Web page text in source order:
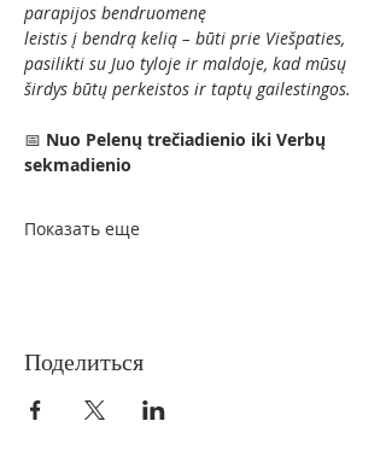
parapijos bendruomenę
leistis į bendrą kelią – būti prie Viešpaties,
pasilikti su Juo tyloje ir maldoje, kad mūsų
širdys būtų perkeistos ir taptų gailestingos.
📅 Nuo Pelenų trečiadienio iki Verbų
sekmadienio
Показать еще
Поделиться